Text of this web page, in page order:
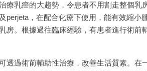
療乳癌的大趨勢，令患者不用割走整個
perjeta，在配合化療下使用，能有效縮
房。根據過往臨床經驗，有患者進行術
透過術前輔助性治療，改善生活質素。